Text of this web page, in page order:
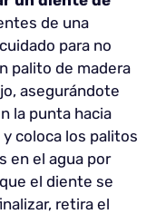
de una
para no
palito de madera
asegurándote
la punta hacia
coloca los palitos
en el agua por
el diente se
retira el